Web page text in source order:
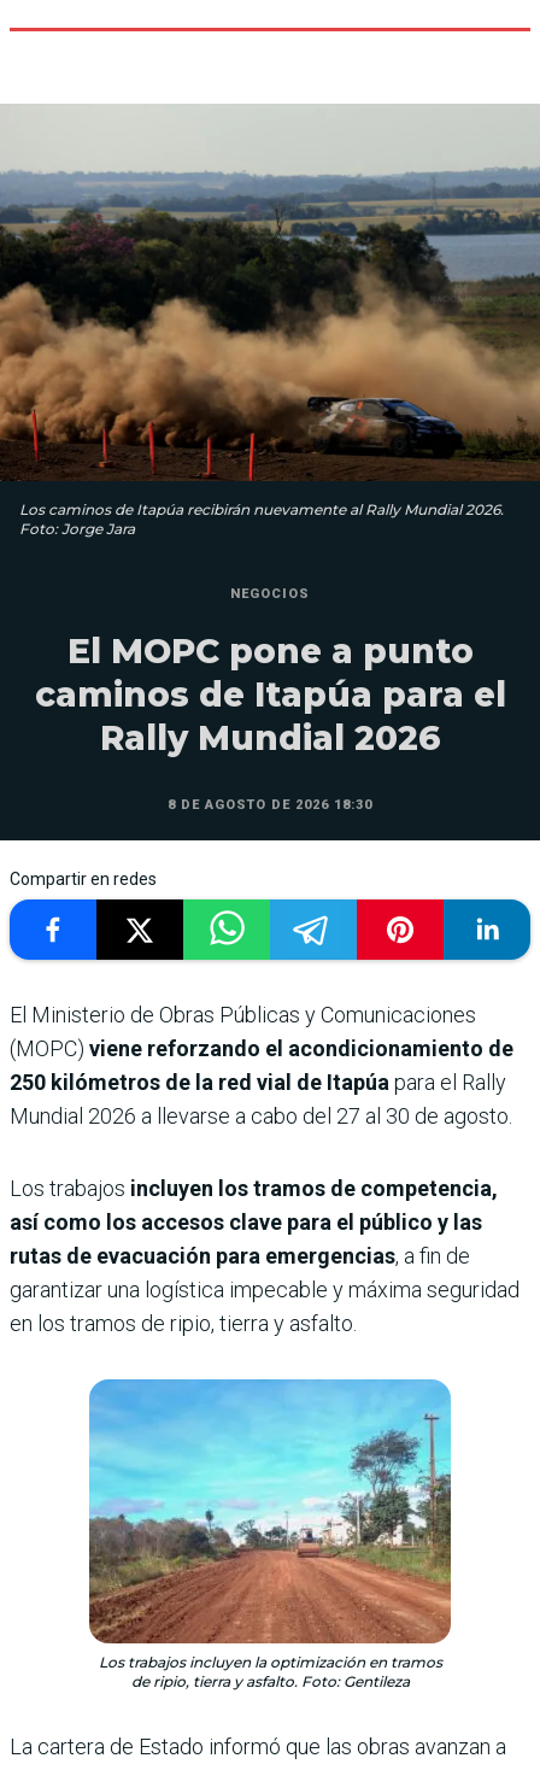
Los caminos de Itapúa recibirán nuevamente al Rally Mundial 2026.
Foto: Jorge Jara
NEGOCIOS
El MOPC pone a punto
caminos de Itapúa para el
Rally Mundial 2026
8 DE AGOSTO DE 2026 18:30
Compartir en redes
El Ministerio de Obras Públicas y Comunicaciones
(MOPC) viene reforzando el acondicionamiento de
250 kilómetros de la red vial de Itapúa para el Rally
Mundial 2026 a llevarse a cabo del 27 al 30 de agosto.
Los trabajos incluyen los tramos de competencia,
así como los accesos clave para el público y las
rutas de evacuación para emergencias, a fin de
garantizar una logística impecable y máxima seguridad
en los tramos de ripio, tierra y asfalto.
Los trabajos incluyen la optimización en tramos
de ripio, tierra y asfalto. Foto: Gentileza
La cartera de Estado informó que las obras avanzan a